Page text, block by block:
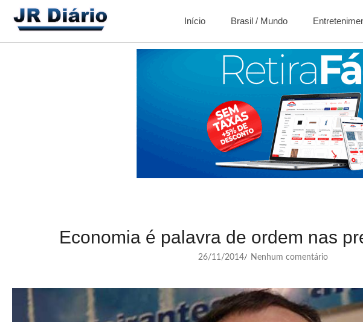
Início Brasil / Mundo
Economia é palavra de ordem nas
26/11/2014/ Nenhum comentário